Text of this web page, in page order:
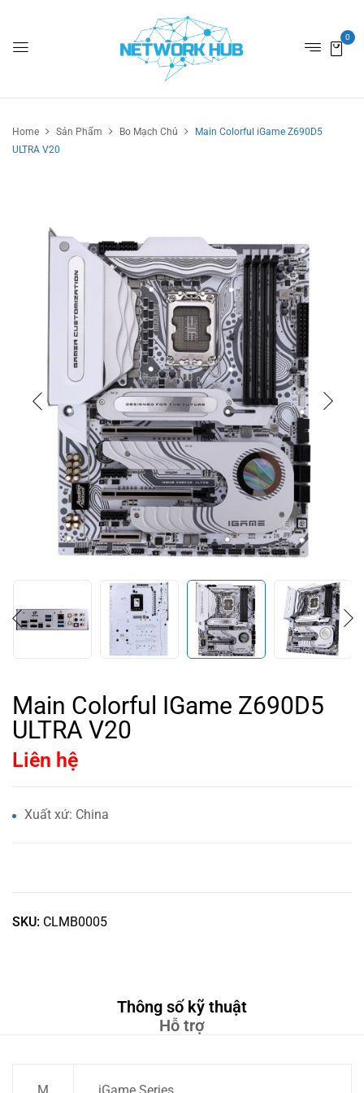
0
Home Sản Phẩm Bo Mạch Chủ
Main Colorful iGame Z690D5
ULTRA V20
Main Colorful IGame Z690D5
ULTRA V20
Liên hệ
Xuất xứ: China
SKU: CLMB0005
Thông số kỹ thuật
Hỗ trợ